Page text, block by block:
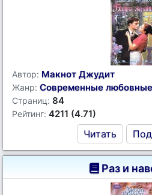
Автор: Макнот Джудит
Жанр: Современные
Страниц: 84
Рейтинг: 4211 (4.71)
Читать
Раз и